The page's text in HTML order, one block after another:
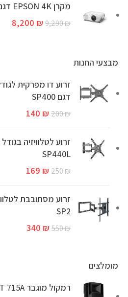
מקרן EPSON 4K דגם TW7100
9,290₪
8,200 ₪
מבצעי החנות
דגם SP400
200₪
140 ₪
SP440L
250₪
169 ₪
SP2
550₪
340 ₪
מומלצים
רמקול מוגבר RCF ART 715A